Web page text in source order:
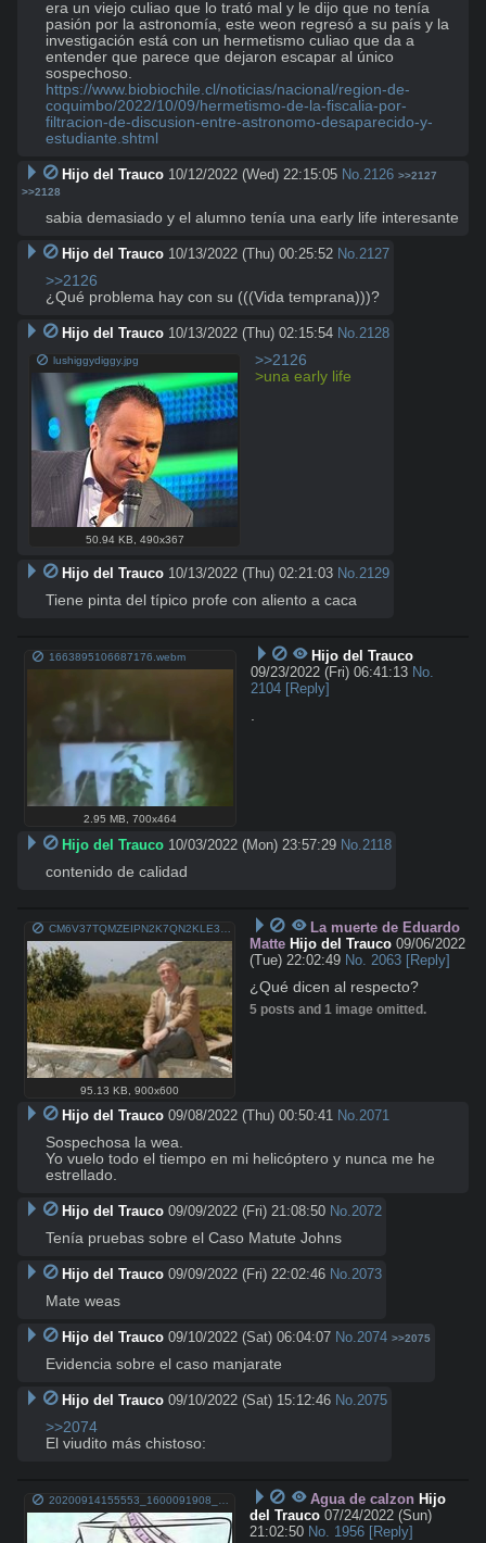
era un viejo culiao que lo trató mal y le dijo que no tenía
pasión por la astronomía, este weon regresó a su país y la
investigación está con un hermetismo culiao que da a
entender que parece que dejaron escapar al único
https://www.biobiochile.cl/noticias/nacional/region-de-
coquimbo/2022/10/09/hermetismo-de-la-fiscalia-por-
filtracion-de-discusion-entre-astronomo-desaparecido-y-
estudiante.shtml
Hijo del Trauco 10/12/2022 (Wed) 22:15:05 No. 2126 >>2127
>>2128
sabia demasiado y el alumno tenía una early life interesante
Hijo del Trauco 10/13/2022 (Thu) 00:25:52 No. 2127
>>2126
¿Qué problema hay con su (((Vida temprana)))?
Hijo del Trauco 10/13/2022 (Thu) 02:15:54 No. 2128
lushiggydiggy.jpg
50.94 KB 490x367
>>2126
>una early life
Hijo del Trauco 10/13/2022 (Thu) 02:21:03 No.2129
Tiene pinta del típico profe con aliento a caca
1663895106687176.webm
2.95 MB,700x464
Hijo del Trauco
09/23/2022 (Fri) 06:41:13 No.
2104 [Reply]
.
Hijo del Trauco 10/03/2022 (Mon) 23:57:29 No. 2118
contenido de calidad
95.13 KB ,900x600
La muerte de Eduardo
Matte Hijo del Trauco 09/06/2022
(Tue) 22:02:49 No. 2063 [Reply]
¿Qué dicen al respecto?
5 posts and 1 image omitted.
Hijo del Trauco 09/08/2022 (Thu) 00:50:41 No. 2071
Sospechosa la wea.
Yo vuelo todo el tiempo en mi helicóptero y nunca me he
estrellado.
Hijo del Trauco 09/09/2022 (Fri) 21:08:50 No. 2072
Tenía pruebas sobre el Caso Matute Johns
Hijo del Trauco 09/09/2022 (Fri) 22:02:46 No. 2073
Mate weas
Hijo del Trauco 09/10/2022 (Sat) 06:04:07 No. 2074 >>2075
Evidencia sobre el caso manjarate
Hijo del Trauco 09/10/2022 (Sat) 15:12:46 No. 2075
>>2074
El viudito más chistoso:
Agua de calzon Hijo
del Trauco 07/24/2022 (Sun)
21:02:50 No. 1956 [Reply]